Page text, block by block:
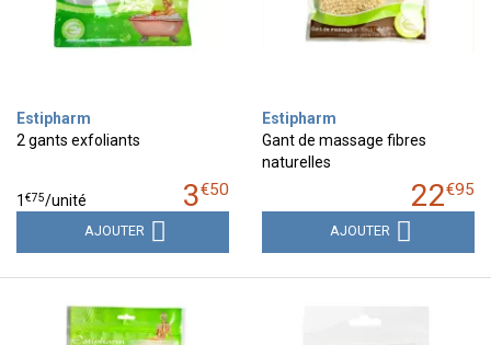
Estipharm
2 gants exfoliants
3€50
1 €75/unité
AJOUTER
Estipharm
Gant de massage fibres
naturelles
22€95
AJOUTER